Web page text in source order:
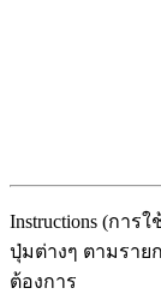
Instructions (การใ
ปุ่มต่างๆ ตามราย
ต้องการ